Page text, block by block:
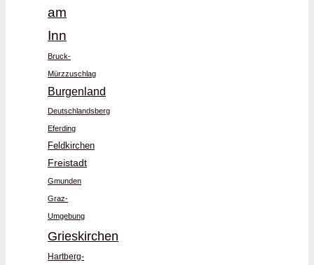
am
Inn
Bruck-
Mürzzuschlag
Burgenland
Deutschlandsberg
Eferding
Feldkirchen
Freistadt
Gmunden
Graz-
Umgebung
Grieskirchen
Hartberg-